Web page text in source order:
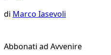
di Marco Iasevoli
Abbonati ad Avvenire